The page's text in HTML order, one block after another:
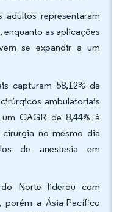
representaram
enquanto as aplicações
se expandir a um
capturam 58,12% da
ambulatoriais
CAGR de 8,44% à
no mesmo dia
de anestesia em
Norte liderou com
porém a Ásia-Pacífico